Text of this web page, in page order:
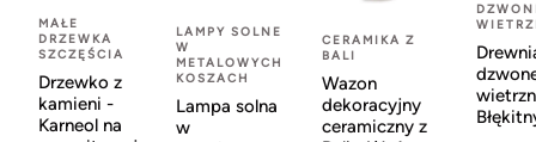
MAŁE
DRZEWKA
SZCZĘŚCIA
Drzewko z
kamieni -
Karneol na
LAMPY SOLNE
W
METALOWYCH
KOSZACH
Lampa solna
w
CERAMIKA Z
BALI
Wazon
dekoracyjny
ceramiczny z